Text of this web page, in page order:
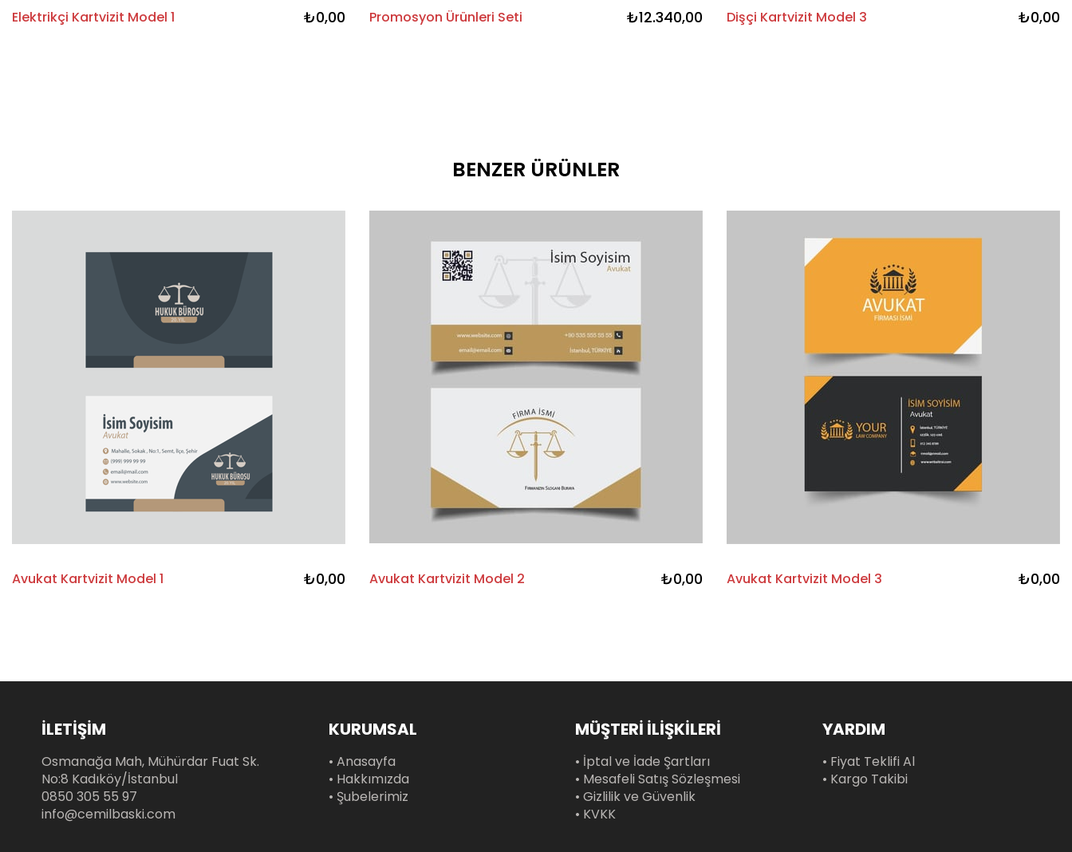
Elektrikçi Kartvizit Model 1 ₺0,00 Promosyon Ürünleri Seti ₺12.340,00 Dişçi Kartvizit Model 3 ₺0,00
BENZER ÜRÜNLER
Avukat Kartvizit Model 1 ₺0,00 Avukat Kartvizit Model 2 ₺0,00 Avukat Kartvizit Model 3 ₺0,00
İLETİŞİM
Osmanağa Mah, Mühürdar Fuat Sk.
No:8 Kadıköy/İstanbul
0850 305 55 97
info@cemilbaski.com
KURUMSAL
• Anasayfa
• Hakkımızda
• Şubelerimiz
MÜŞTERİ İLİŞKİLERİ
• İptal ve İade Şartları
• Mesafeli Satış Sözleşmesi
• Gizlilik ve Güvenlik
• KVKK
YARDIM
• Fiyat Teklifi Al
• Kargo Takibi